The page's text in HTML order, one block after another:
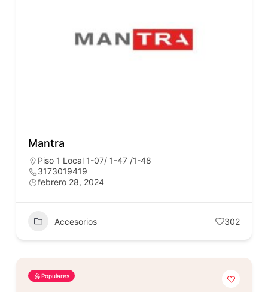
Mantra
Piso 1 Local 1-07/ 1-47 /1-48
3173019419
febrero 28, 2024
Accesorios 302
Populares